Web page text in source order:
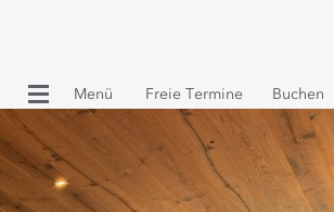
Menü Freie Termine Buchen